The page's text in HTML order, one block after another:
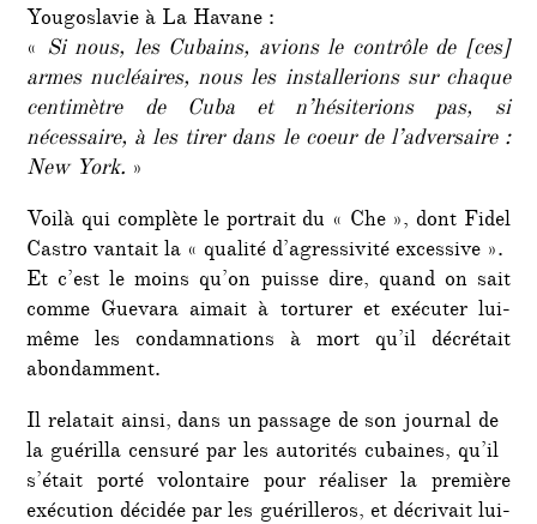
Yougoslavie à La Havane :
« Si nous, les Cubains, avions le contrôle de [ces]
armes nucléaires, nous les installerions sur chaque
centimètre de Cuba et n’hésiterions pas, si
nécessaire, à les tirer dans le coeur de l’adversaire :
New York. »
Voilà qui complète le portrait du « Che », dont Fidel
Castro vantait la « qualité d’agressivité excessive ».
Et c’est le moins qu’on puisse dire, quand on sait
comme Guevara aimait à torturer et exécuter lui-
même les condamnations à mort qu’il décrétait
abondamment.
Il relatait ainsi, dans un passage de son journal de
la guérilla censuré par les autorités cubaines, qu’il
s’était porté volontaire pour réaliser la première
exécution décidée par les guérilleros, et décrivait lui-